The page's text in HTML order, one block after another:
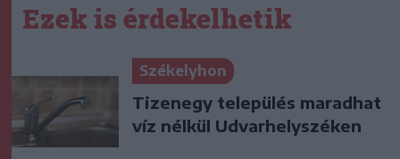
Ezek is érdekelhetik
Székelyhon
Tizenegy település maradhat
víz nélkül Udvarhelyszéken